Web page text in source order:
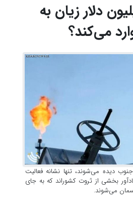
دلار زیان به
می‌کند؟
دیده می‌شوند، تنها نشانه فعالیت
بخشی از ثروت کشور‌اند که به جای
می‌شوند.